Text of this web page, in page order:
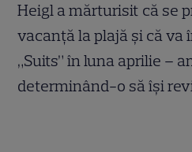
Heigl a mărturisit că se
vacanță la plajă și că va
„Suits” în luna aprilie –
determinând-o să își